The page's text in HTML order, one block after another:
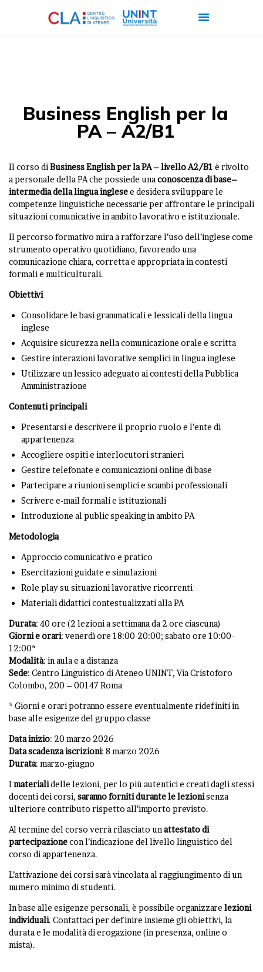
CERTIFICAZIONI
ITALIANO PER
FORMAZIONE
AZIENDALE
LAVORA CON NOI
Business English per la
PA – A2/B1
Il corso diBusiness English per la PA – livello A2/B1 è rivolto
a personale della PA che possiede unaconoscenza di base–
intermediadella lingua inglesee desidera sviluppare le
competenze linguistiche necessarie per affrontare le principali
situazioni comunicative in ambito lavorativo e istituzionale.
Il percorso formativo mira a rafforzare l’uso dell’inglese come
strumento operativo quotidiano, favorendo una
comunicazione chiara, corretta e appropriata in contesti
formali e multiculturali.
Obiettivi
Consolidare le basi grammaticali e lessicali della lingua
inglese
Acquisire sicurezza nella comunicazione orale e scritta
Gestire interazioni lavorative semplici in lingua inglese
Utilizzare un lessico adeguato ai contesti della Pubblica
Amministrazione
Contenuti principali
Presentarsi e descrivere il proprio ruolo e l’ente di
appartenenza
Accogliere ospiti e interlocutori stranieri
Gestire telefonate e comunicazioni online di base
Partecipare a riunioni semplici e scambi professionali
Scrivere e-mail formali e istituzionali
Introduzione al public speaking in ambito PA
Metodologia
Approccio comunicativo e pratico
Esercitazioni guidate e simulazioni
Role play su situazioni lavorative ricorrenti
Materiali didattici contestualizzati alla PA
Durata: 40 ore (2 lezioni a settimana da 2 ore ciascuna)
Giorni e orari: venerdì ore 18:00-20:00; sabato ore 10:00-
12:00*
Modalità: in aula e a distanza
Sede: Centro Linguistico di Ateneo UNINT, Via Cristoforo
Colombo, 200 – 00147 Roma
* Giorni e orari potranno essere eventualmente ridefiniti in
base alle esigenze del gruppo classe
Data inizio: 20 marzo 2026
Data scadenza iscrizioni: 8 marzo 2026
Durata: marzo-giugno
Imaterialidelle lezioni, per lo più autentici e creati dagli stessi
docenti dei corsi, saranno forniti durante le lezionisenza
ulteriore contributo rispetto all’importo previsto.
Al termine del corso verrà rilasciato unattestato di
partecipazionecon l’indicazione del livello linguistico del
corso di appartenenza.
L’attivazione dei corsi sarà vincolata al raggiungimento di un
numero minimo di studenti.
In base alle esigenze personali, è possibile organizzare lezioni
individuali. Contattaci per definire insieme gli obiettivi, la
durata e le modalità di erogazione (in presenza, online o
mista).